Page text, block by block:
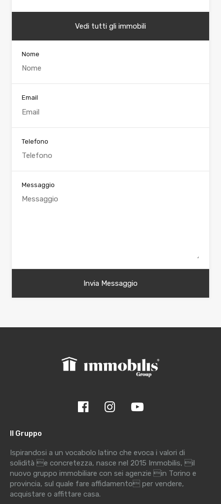
Vedi tutti gli immobili
Nome
Email
Telefono
Messaggio
Il Gruppo
Ispirandosi a un vocabolo latino che evoca i valori di
solidità e concretezza, nasce nel 2015 Immobilis, il
nuovo gruppo immobiliare con sei agenzie in Torino e
provincia, sul quale fare affidamento per vendere,
acquistare o affittare casa.